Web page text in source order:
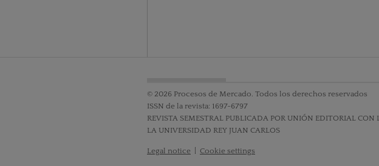
© 2026 Procesos de Mercado. Todos los derechos reservados
ISSN de la revista: 1697-6797
REVISTA SEMESTRAL PUBLICADA POR UNIÓN EDITORIAL
LA UNIVERSIDAD REY JUAN CARLOS
Legal notice Cookie settings